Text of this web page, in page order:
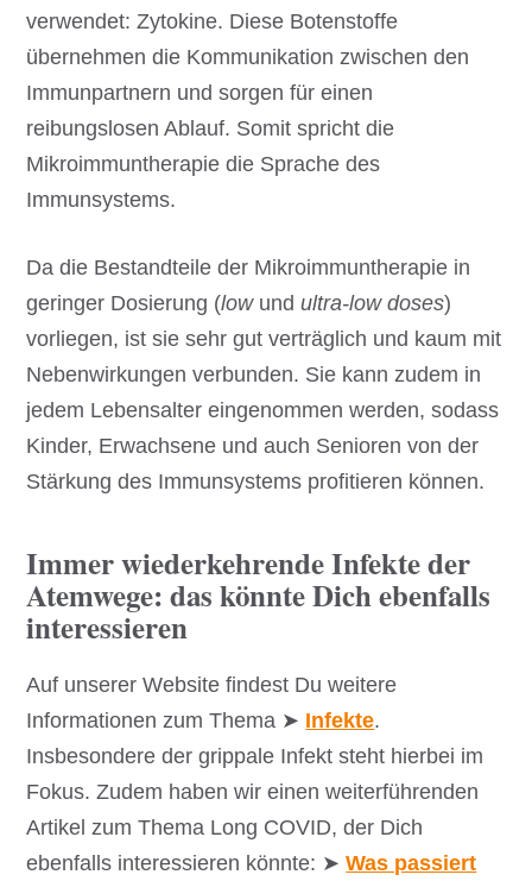
verwendet: Zytokine. Diese Botenstoffe
übernehmen die Kommunikation zwischen den
Immunpartnern und sorgen für einen
reibungslosen Ablauf. Somit spricht die
Mikroimmuntherapie die Sprache des
Immunsystems.
Da die Bestandteile der Mikroimmuntherapie in
geringer Dosierung (lowundultra-low doses)
vorliegen, ist sie sehr gut verträglich und kaum mit
Nebenwirkungen verbunden. Sie kann zudem in
jedem Lebensalter eingenommen werden, sodass
Kinder, Erwachsene und auch Senioren von der
Stärkung des Immunsystems profitieren können.
Immer wiederkehrende Infekte der
Atemwege: das könnte Dich ebenfalls
interessieren
Auf unserer Website findest Du weitere
Informationen zum Thema ➤ Infekte.
Insbesondere der grippale Infekt steht hierbei im
Fokus. Zudem haben wir einen weiterführenden
Artikel zum Thema Long COVID, der Dich
ebenfalls interessieren könnte: ➤Was passiert